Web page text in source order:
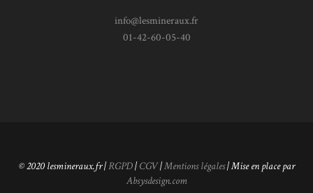
info@lesmineraux.fr
01-42-60-05-40
© 2020 lesmineraux.fr |RGPD| CGV|Mentions légales| Mise en place par
Absysdesign.com